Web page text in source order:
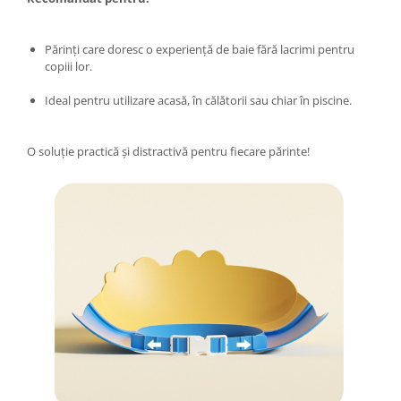
Mixere
Oale si Cratite
Pahare / Sticle cu Pai / Cani termos
Storcatoare
Tavi copt
Stații încărcare vehicule electrice
Anvelope auto
Clesti auto
Părinți care doresc o experiență de baie fără lacrimi pentru
copiii lor.
Ideal pentru utilizare acasă, în călătorii sau chiar în piscine.
O soluție practică și distractivă pentru fiecare părinte!